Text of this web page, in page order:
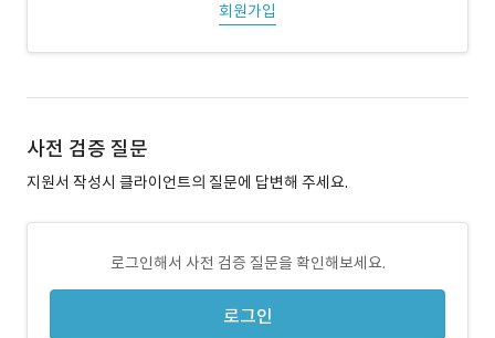
회원가입
사전 검증 질문
지원서 작성시 클라이언트의 질문에 답변해 주세요.
로그인해서 사전 검증 질문을 확인해보세요.
로그인